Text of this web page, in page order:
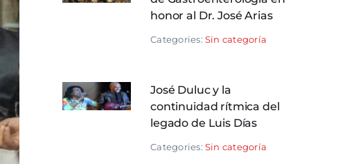
honor al Dr. José Arias
Categories: Sin categoría
José Duluc y la
continuidad rítmica del
legado de Luis Días
Categories: Sin categoría